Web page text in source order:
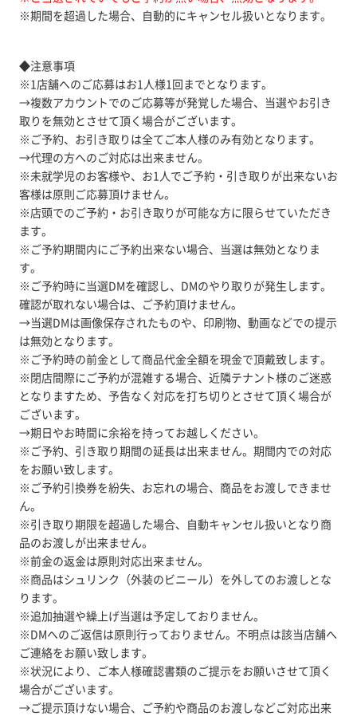
※期間を超過した場合、自動的にキャンセル扱いとなります。
◆注意事項
※1店舗へのご応募はお1人様1回までとなります。
→複数アカウントでのご応募等が発覚した場合、当選やお引き
取りを無効とさせて頂く場合がございます。
※ご予約、お引き取りは全てご本人様のみ有効となります。
→代理の方へのご対応は出来ません。
※未就学児のお客様や、お1人でご予約・引き取りが出来ないお
客様は原則ご応募頂けません。
※店頭でのご予約・お引き取りが可能な方に限らせていただき
ます。
※ご予約期間内にご予約出来ない場合、当選は無効となりま
す。
※ご予約時に当選DMを確認し、DMのやり取りが発生します。
確認が取れない場合は、ご予約頂けません。
→当選DMは画像保存されたものや、印刷物、動画などでの提示
は無効となります。
※ご予約時の前金として商品代金全額を現金で頂戴致します。
※閉店間際にご予約が混雑する場合、近隣テナント様のご迷惑
となりますため、予告なく対応を打ち切りとさせて頂く場合が
ございます。
→期日やお時間に余裕を持ってお越しください。
※ご予約、引き取り期間の延長は出来ません。期間内での対応
をお願い致します。
※ご予約引換券を紛失、お忘れの場合、商品をお渡しできませ
ん。
※引き取り期限を超過した場合、自動キャンセル扱いとなり商
品のお渡しが出来ません。
※前金の返金は原則対応出来ません。
※商品はシュリンク（外装のビニール）を外してのお渡しとな
ります。
※追加抽選や繰上げ当選は予定しておりません。
※DMへのご返信は原則行っておりません。不明点は該当店舗へ
ご連絡をお願い致します。
※状況により、ご本人様確認書類のご提示をお願いさせて頂く
場合がございます。
→ご提示頂けない場合、ご予約や商品のお渡しなどご対応出来